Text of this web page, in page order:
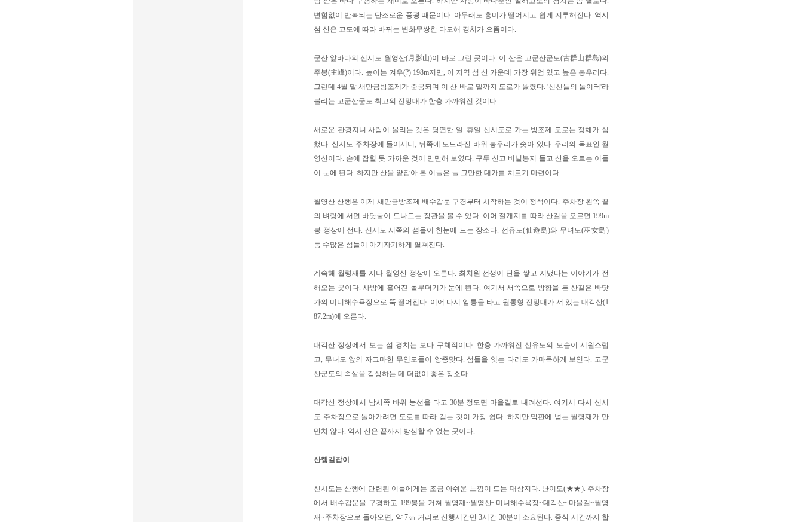
변함없이 반복되는 단조로운 풍광 때문이다. 아무래도 흥미가 떨어지고 쉽게 지루해진다. 역시
섬 산은 고도에 따라 바뀌는 변화무쌍한 다도해 경치가 으뜸이다.
군산 앞바다의 신시도 월영산(月影山)이 바로 그런 곳이다. 이 산은 고군산군도(古群山群島)의
주봉(主峰)이다. 높이는 겨우(?) 198m지만, 이 지역 섬 산 가운데 가장 위엄 있고 높은 봉우리다.
그런데 4월 말 새만금방조제가 준공되며 이 산 바로 밑까지 도로가 뚫렸다. '신선들의 놀이터'라
불리는 고군산군도 최고의 전망대가 한층 가까워진 것이다.
새로운 관광지니 사람이 몰리는 것은 당연한 일. 휴일 신시도로 가는 방조제 도로는 정체가 심
했다. 신시도 주차장에 들어서니, 뒤쪽에 도드라진 바위 봉우리가 솟아 있다. 우리의 목표인 월
영산이다. 손에 잡힐 듯 가까운 것이 만만해 보였다. 구두 신고 비닐봉지 들고 산을 오르는 이들
이 눈에 띈다. 하지만 산을 얕잡아 본 이들은 늘 그만한 대가를 치르기 마련이다.
월영산 산행은 이제 새만금방조제 배수갑문 구경부터 시작하는 것이 정석이다. 주차장 왼쪽 끝
의 벼랑에 서면 바닷물이 드나드는 장관을 볼 수 있다. 이어 절개지를 따라 산길을 오르면 199m
봉 정상에 선다. 신시도 서쪽의 섬들이 한눈에 드는 장소다. 선유도(仙遊島)와 무녀도(巫女島)
등 수많은 섬들이 아기자기하게 펼쳐진다.
계속해 월령재를 지나 월영산 정상에 오른다. 최치원 선생이 단을 쌓고 지냈다는 이야기가 전
해오는 곳이다. 사방에 흩어진 돌무더기가 눈에 띈다. 여기서 서쪽으로 방향을 튼 산길은 바닷
가의 미니해수욕장으로 뚝 떨어진다. 이어 다시 암릉을 타고 원통형 전망대가 서 있는 대각산(1
87.2m)에 오른다.
대각산 정상에서 보는 섬 경치는 보다 구체적이다. 한층 가까워진 선유도의 모습이 시원스럽
고, 무녀도 앞의 자그마한 무인도들이 앙증맞다. 섬들을 잇는 다리도 가마득하게 보인다. 고군
산군도의 속살을 감상하는 데 더없이 좋은 장소다.
대각산 정상에서 남서쪽 바위 능선을 타고 30분 정도면 마을길로 내려선다. 여기서 다시 신시
도 주차장으로 돌아가려면 도로를 따라 걷는 것이 가장 쉽다. 하지만 막판에 넘는 월령재가 만
만치 않다. 역시 산은 끝까지 방심할 수 없는 곳이다.
산행길잡이
신시도는 산행에 단련된 이들에게는 조금 아쉬운 느낌이 드는 대상지다. 난이도(★★). 주차장
에서 배수갑문을 구경하고 199봉을 거쳐 월영재~월영산~미니해수욕장~대각산~마을길~월영
재~주차장으로 돌아오면, 약 7㎞ 거리로 산행시간만 3시간 30분이 소요된다. 중식 시간까지 합